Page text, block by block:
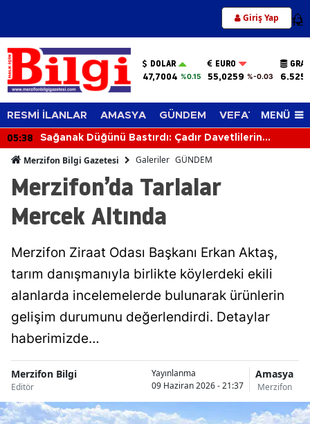
Giriş Yap 12
DOLAR
47,7004 %0.15
EURO
55,0259 %-0.03
RESMİ İLANLAR AMASYA GÜNDEM VEFAT EDENLER
MENÜ
Çadır Davetlilerin 04:10 Işıklı Kavşakta
Merzifon Bilgi Gazetesi Galeriler GÜNDEM
Merzifon’da Tarlalar
Mercek Altında
Merzifon Ziraat Odası Başkanı Erkan Aktaş,
tarım danışmanıyla birlikte köylerdeki ekili
alanlarda incelemelerde bulunarak ürünlerin
gelişim durumunu değerlendirdi. Detaylar
haberimizde…
Merzifon Bilgi
Editör
Yayınlanma
09 Haziran 2026 - 21:37
Amasya
Merzifon